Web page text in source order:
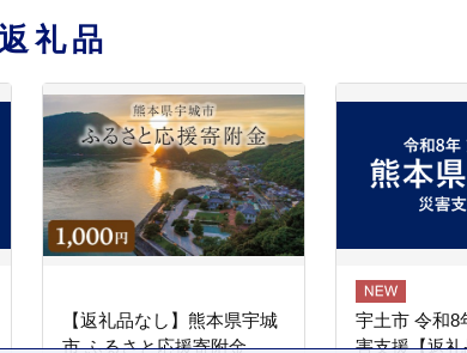
礼品
【返礼品なし】熊本県宇城
市 ふるさと応援寄附金
宇土市 令和8
害支援【返